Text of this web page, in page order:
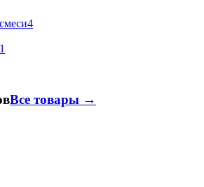
4
1
Все товары →